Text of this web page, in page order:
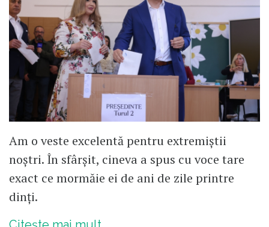
Am o veste excelentă pentru extremiștii
noștri. În sfârșit, cineva a spus cu voce tare
exact ce mormăie ei de ani de zile printre
dinți.